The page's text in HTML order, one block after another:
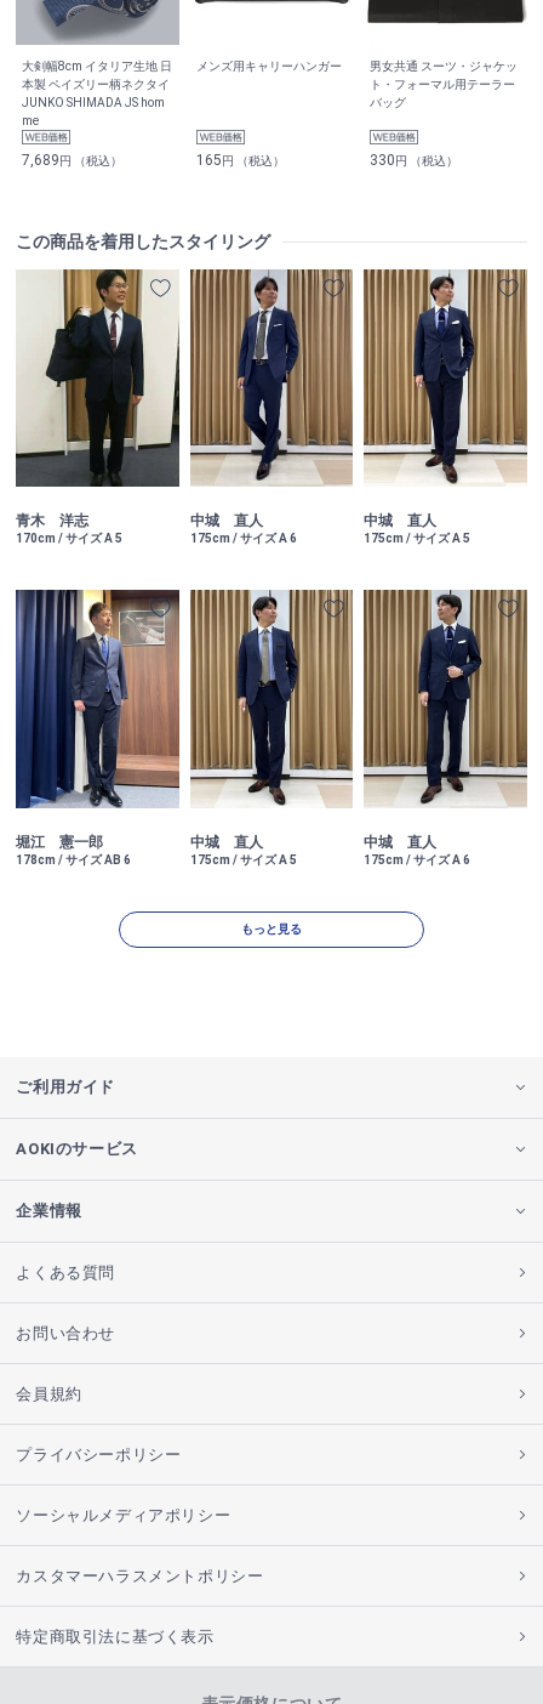
大剣幅8cm イタリア生地 日
本製 ペイズリー柄ネクタイ
JUNKO SHIMADA JS hom
me
7,689円 （税込）
メンズ用キャリーハンガー
165円 （税込）
男女共通 スーツ・ジャケッ
ト・フォーマル用テーラー
バッグ
330円 （税込）
この商品を着用したスタイリング
青木 洋志
170cm / サイズ A 5
中城 直人
175cm / サイズ A 6
中城 直人
175cm / サイズ A 5
堀江 憲一郎
178cm / サイズ AB 6
中城 直人
175cm / サイズ A 5
中城 直人
175cm / サイズ A 6
もっと見る
ご利用ガイド
AOKIのサービス
企業情報
よくある質問
お問い合わせ
会員規約
プライバシーポリシー
ソーシャルメディアポリシー
カスタマーハラスメントポリシー
特定商取引法に基づく表示